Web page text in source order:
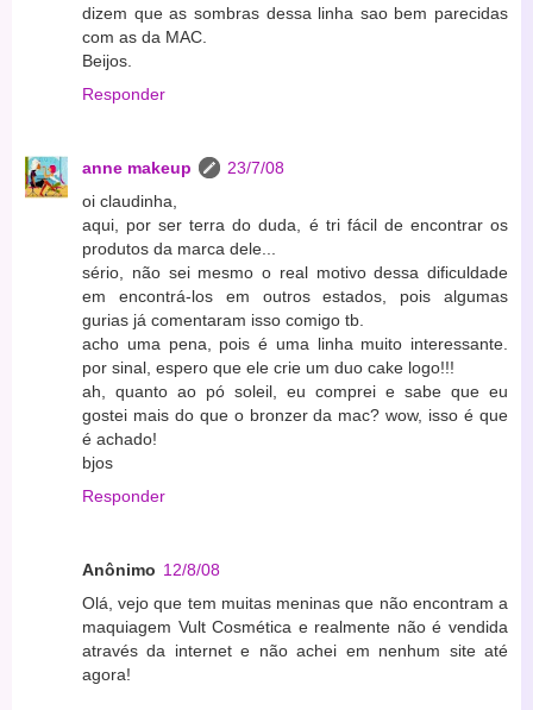
dizem que as sombras dessa linha sao bem parecidas
com as da MAC.
Beijos.
Responder
anne makeup
23/7/08
oi claudinha,
aqui, por ser terra do duda, é tri fácil de encontrar os
produtos da marca dele...
sério, não sei mesmo o real motivo dessa dificuldade
em encontrá-los em outros estados, pois algumas
gurias já comentaram isso comigo tb.
acho uma pena, pois é uma linha muito interessante.
por sinal, espero que ele crie um duo cake logo!!!
ah, quanto ao pó soleil, eu comprei e sabe que eu
gostei mais do que o bronzer da mac? wow, isso é que
é achado!
bjos
Responder
Anônimo 12/8/08
Olá, vejo que tem muitas meninas que não encontram a
maquiagem Vult Cosmética e realmente não é vendida
através da internet e não achei em nenhum site até
agora!